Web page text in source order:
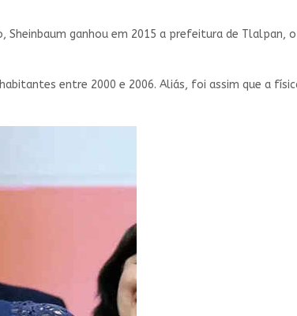
ganhou em 2015 a prefeitura de Tlalpan,
entre 2000 e 2006. Aliás, foi assim que a